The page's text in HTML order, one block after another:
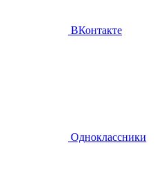
ВКонтакте
Одноклассники